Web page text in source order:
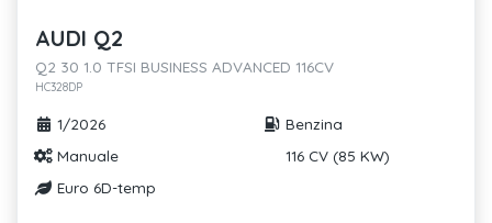
AUDI Q2
Q2 30 1.0 TFSI BUSINESS ADVANCED 116CV
HC328DP
1/2026
Benzina
Manuale
116 CV (85 KW)
Euro 6D-temp